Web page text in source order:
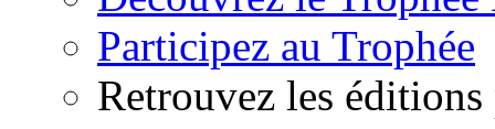
Participez au Trophée
Retrouvez les éditions